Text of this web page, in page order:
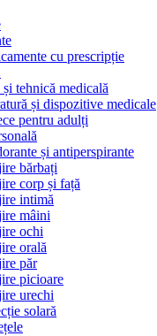
cu prescripție
tehnică medicală
și dispozitive medicale
pentru adulți
și antiperspirante
bărbați
corp și față
intimă
mâini
ochi
orală
păr
picioare
urechi
solară